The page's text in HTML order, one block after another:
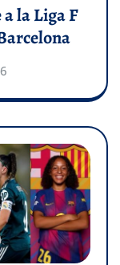
la Liga F